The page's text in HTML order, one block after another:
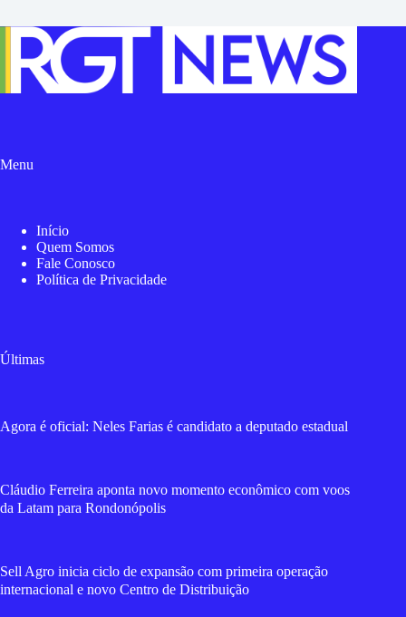
Menu
Início
Quem Somos
Fale Conosco
Política de Privacidade
Últimas
Agora é oficial: Neles Farias é candidato a deputado estadual
Cláudio Ferreira aponta novo momento econômico com voos
da Latam para Rondonópolis
Sell Agro inicia ciclo de expansão com primeira operação
internacional e novo Centro de Distribuição